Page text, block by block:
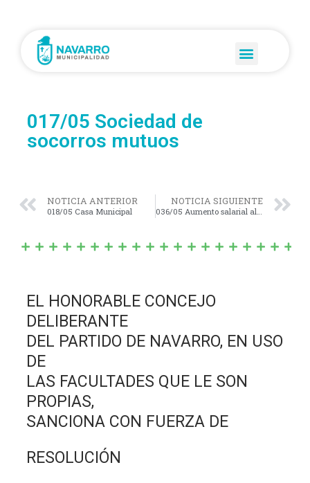
017/05 Sociedad de
socorros mutuos
NOTICIA ANTERIOR
018/05 Casa Municipal
NOTICIA SIGUIENTE
036/05 Aumento salarial al personal municipal
EL HONORABLE CONCEJO
DELIBERANTE
DEL PARTIDO DE NAVARRO, EN USO
DE
LAS FACULTADES QUE LE SON
PROPIAS,
SANCIONA CON FUERZA DE
RESOLUCIÓN